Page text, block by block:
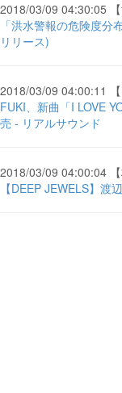
2018/03/09 04:30:05 【
「洪水警報の危険度
リリース)
2018/03/09 04:00:11 【
FUKI、新曲「I LOVE
売 - リアルサウンド
2018/03/09 04:00:04 【
【DEEP JEWELS】渡